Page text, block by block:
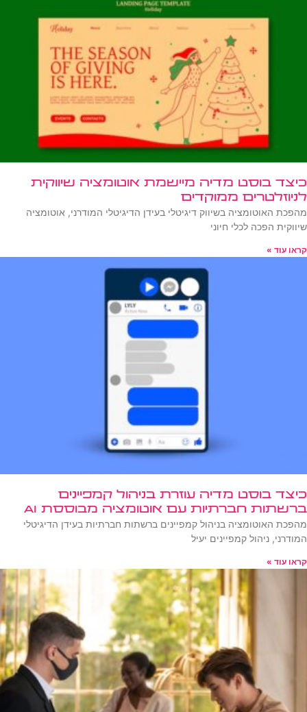
כיצד בוסט מדיה מיישמת אוטומציה שיווקית
לניוזלטרים ממוקדים
מהפכת האוטומציה בשיווק דיגיטלי בעידן הדיגיטלי המודרני, אוטומציה
שיווקית הפכה לכלי חיוני
קראו עוד »
כיצד בוסט מדיה עוזרת בניהול קמפיינים
ברשתות חברתיות עם אוטומציה מבוססת AI
מהפכת האוטומציה בניהול קמפיינים ברשתות חברתיות בעידן הדיגיטלי
המודרני, ניהול קמפיינים יעיל
קראו עוד »